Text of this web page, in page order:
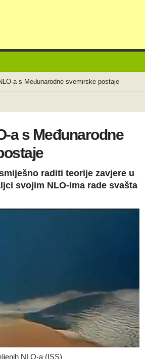
a s Međunarodne svemirske postaje
a s Međunarodne
raditi teorije zavjere u
svojim NLO-ima rade svašta
NLO-a (ISS)